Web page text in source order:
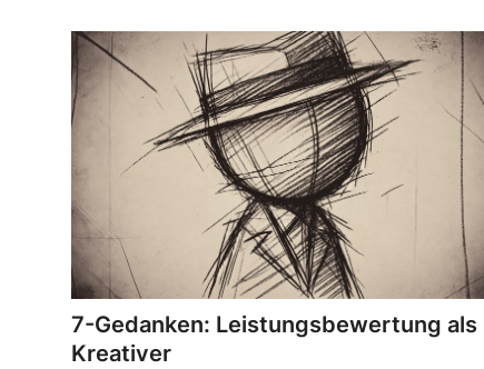
Vorproduktion
7-Gedanken: Leistungsbewertung als
Kreativer